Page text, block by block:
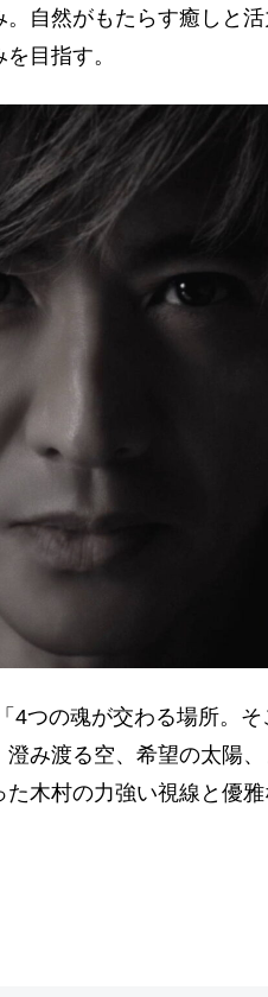
自然がもたらす癒しと
目指す。
4つの魂が交わる場所。
み渡る空、希望の太陽
木村の力強い視線と優